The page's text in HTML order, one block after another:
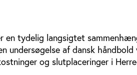
en tydelig langsigtet
undersøgelse af dansk håndbold
og slutplaceringer i